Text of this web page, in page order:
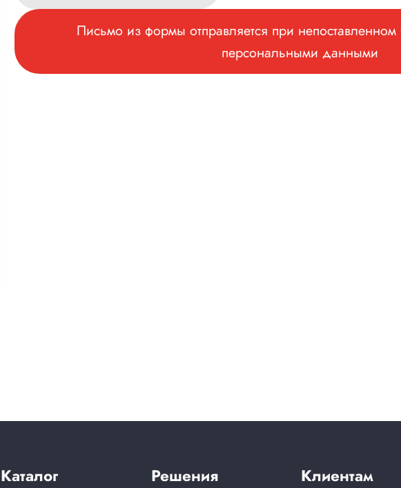
Письмо из формы отправляется при непоставленном
персональными данными
Каталог Решения Клиентам